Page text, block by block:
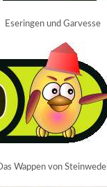
Eseringen und Garvesse
Das Wappen von Steinwedel